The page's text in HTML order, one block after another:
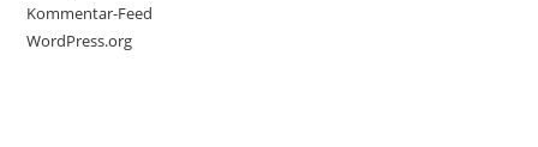
Kommentar-Feed
WordPress.org